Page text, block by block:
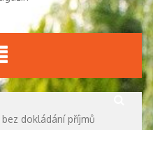
Vyhledávání
dokládání příjmů